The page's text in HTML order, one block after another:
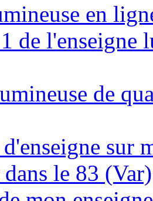
en
de l'enseigne
de
sur
le 83 (Var)